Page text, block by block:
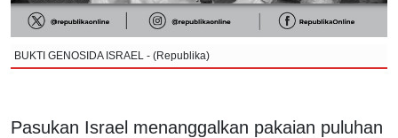
BUKTI GENOSIDA ISRAEL - (Republika)
Pasukan Israel menanggalkan pakaian puluhan